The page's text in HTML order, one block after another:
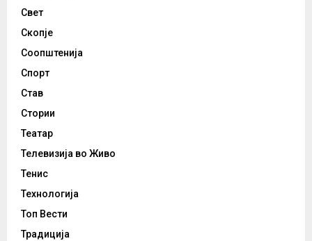
Свет
Скопје
Соопштенија
Спорт
Став
Стории
Театар
Телевизија во Живо
Тенис
Технологија
Топ Вести
Традиција